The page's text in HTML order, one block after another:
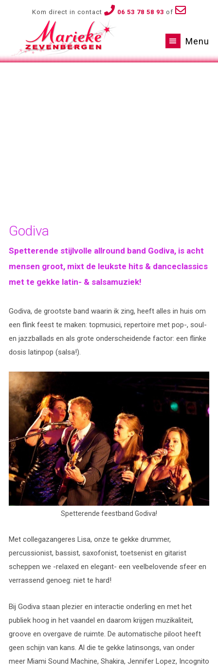
Kom direct in contact 06 53 78 58 93 of
Menu
Godiva
Spetterende stijlvolle allround band Godiva, is acht
mensen groot, mixt de leukste hits & danceclassics
met te gekke latin- & salsamuziek!
Godiva, de grootste band waarin ik zing, heeft alles in huis om
een flink feest te maken: topmusici, repertoire met pop-, soul-
en jazzballads en als grote onderscheidende factor: een flinke
dosis latinpop (salsa!).
Spetterende feestband Godiva!
Met collegazangeres Lisa, onze te gekke drummer,
percussionist, bassist, saxofonist, toetsenist en gitarist
scheppen we -relaxed en elegant- een veelbelovende sfeer en
verrassend genoeg: niet te hard!
Bij Godiva staan plezier en interactie onderling en met het
publiek hoog in het vaandel en daarom krijgen muzikaliteit,
groove en overgave de ruimte. De automatische piloot heeft
geen schijn van kans. Al die te gekke latinsongs, van onder
meer Miami Sound Machine, Shakira, Jennifer Lopez, Incognito